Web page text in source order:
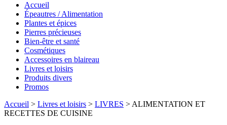
Accueil
Épeautres / Alimentation
Plantes et épices
Pierres précieuses
Bien-être et santé
Cosmétiques
Accessoires en blaireau
Livres et loisirs
Produits divers
Promos
Accueil > Livres et loisirs > LIVRES > ALIMENTATION ET
RECETTES DE CUISINE